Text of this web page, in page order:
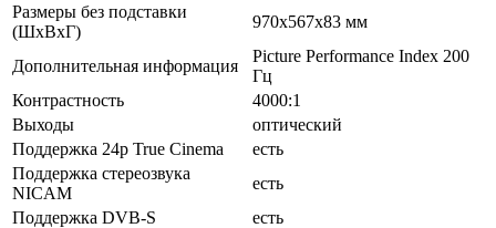
Размеры без подставки
(ШxВxГ)
970x567x83 мм
Дополнительная информация
Picture Performance Index 200
Гц
Контрастность
4000:1
Выходы
оптический
Поддержка 24p True Cinema
есть
Поддержка стереозвука
NICAM
есть
Поддержка DVB-S
есть